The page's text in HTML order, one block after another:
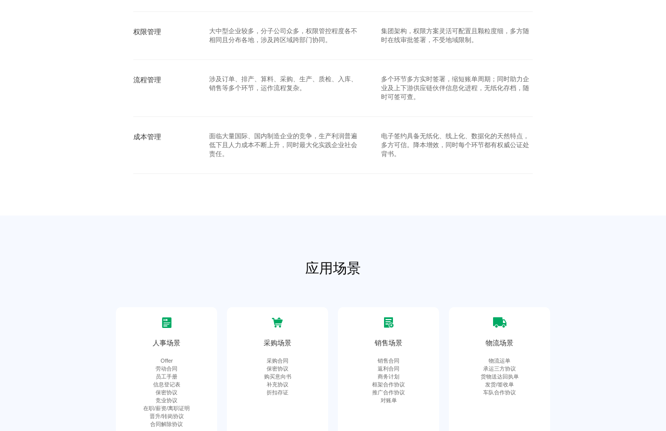
权限管理
大中型企业较多，分子公司众多，权限管控程度各不
相同且分布各地，涉及跨区域跨部门协同。
集团架构，权限方案灵活可配置且颗粒度细，多方随
时在线审批签署，不受地域限制。
流程管理
涉及订单、排产、算料、采购、生产、质检、入库、
销售等多个环节，运作流程复杂。
多个环节多方实时签署，缩短账单周期；同时助力企
业及上下游供应链伙伴信息化进程，无纸化存档，随
时可签可查。
成本管理
面临大量国际、国内制造企业的竞争，生产利润普遍
低下且人力成本不断上升，同时最大化实践企业社会
责任。
电子签约具备无纸化、线上化、数据化的天然特点，
多方可信。降本增效，同时每个环节都有权威公证处
背书。
应用场景
人事场景
Offer
劳动合同
员工手册
信息登记表
保密协议
竞业协议
在职/薪资/离职证明
晋升/转岗协议
合同解除协议
采购场景
采购合同
保密协议
购买意向书
补充协议
折扣存证
销售场景
销售合同
返利合同
商务计划
框架合作协议
推广合作协议
对账单
物流场景
物流运单
承运三方协议
货物送达回执单
发货/签收单
车队合作协议